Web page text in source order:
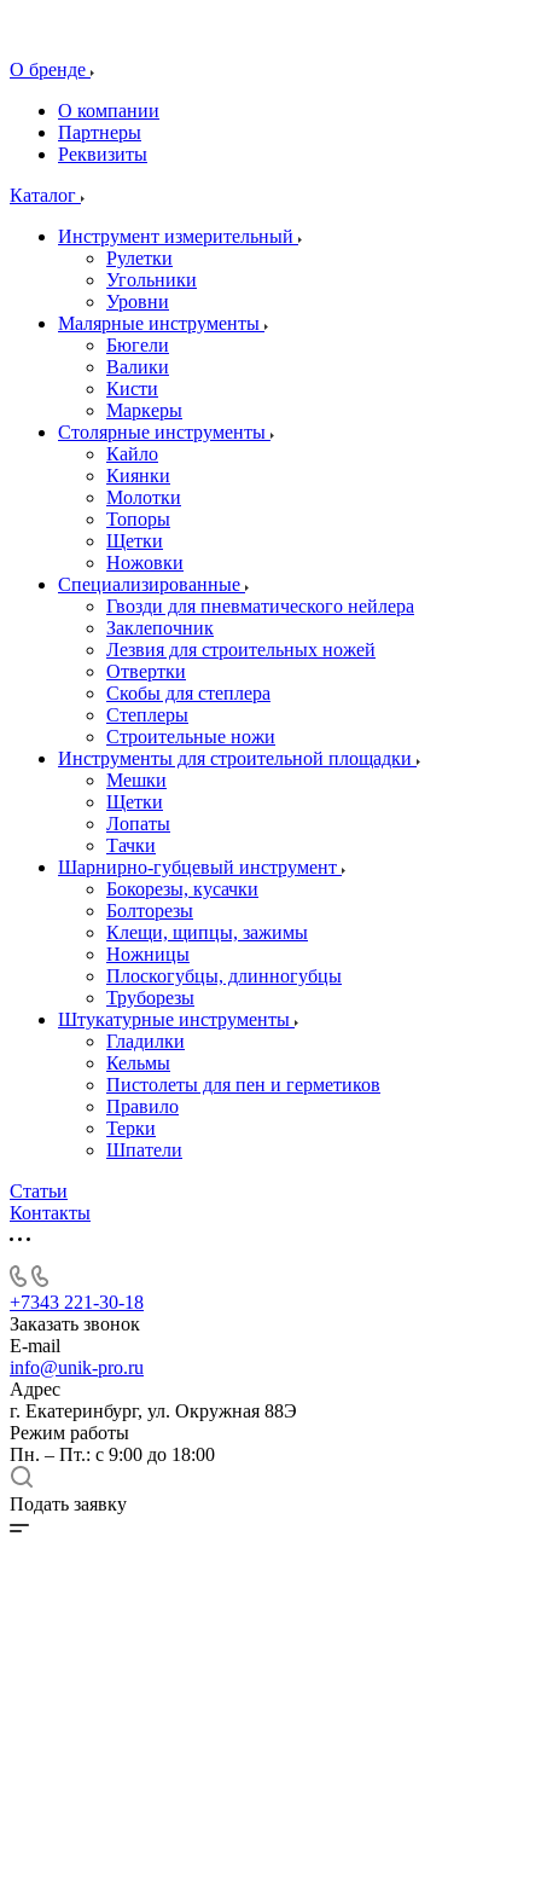
О бренде
О компании
Партнеры
Реквизиты
Каталог
Инструмент измерительный
Рулетки
Угольники
Уровни
Малярные инструменты
Бюгели
Валики
Кисти
Маркеры
Столярные инструменты
Кайло
Киянки
Молотки
Топоры
Щетки
Ножовки
Специализированные
Гвозди для пневматического нейлера
Заклепочник
Лезвия для строительных ножей
Отвертки
Скобы для степлера
Степлеры
Строительные ножи
Инструменты для строительной площадки
Мешки
Щетки
Лопаты
Тачки
Шарнирно-губцевый инструмент
Бокорезы, кусачки
Болторезы
Клещи, щипцы, зажимы
Ножницы
Плоскогубцы, длинногубцы
Труборезы
Штукатурные инструменты
Гладилки
Кельмы
Пистолеты для пен и герметиков
Правило
Терки
Шпатели
Статьи
Контакты
+7343 221-30-18
Заказать звонок
E-mail
info@unik-pro.ru
Адрес
г. Екатеринбург, ул. Окружная 88Э
Режим работы
Пн. – Пт.: с 9:00 до 18:00
Подать заявку